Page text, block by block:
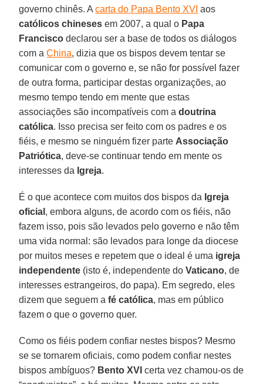
governo chinês. Acarta do Papa Bento XVI aos
católicos chineses em 2007, a qual o Papa
Francisco declarou ser a base de todos os diálogos
com aChina, dizia que os bispos devem tentar se
comunicar com o governo e, se não for possível fazer
de outra forma, participar destas organizações, ao
mesmo tempo tendo em mente que estas
associações são incompatíveis com a doutrina
católica. Isso precisa ser feito com os padres e os
fiéis, e mesmo se ninguém fizer parte Associação
Patriótica, deve-se continuar tendo em mente os
interesses da Igreja.
É o que acontece com muitos dos bispos da Igreja
oficial , embora alguns, de acordo com os fiéis, não
fazem isso, pois são levados pelo governo e não têm
uma vida normal: são levados para longe da diocese
por muitos meses e repetem que o ideal é uma igreja
independente (isto é, independente doVaticano, de
interesses estrangeiros, do papa). Em segredo, eles
dizem que seguem afé católica, mas em público
fazem o que o governo quer.
Como os fiéis podem confiar nestes bispos? Mesmo
se se tornarem oficiais, como podem confiar nestes
bispos ambíguos? Bento XVI certa vez chamou-os de